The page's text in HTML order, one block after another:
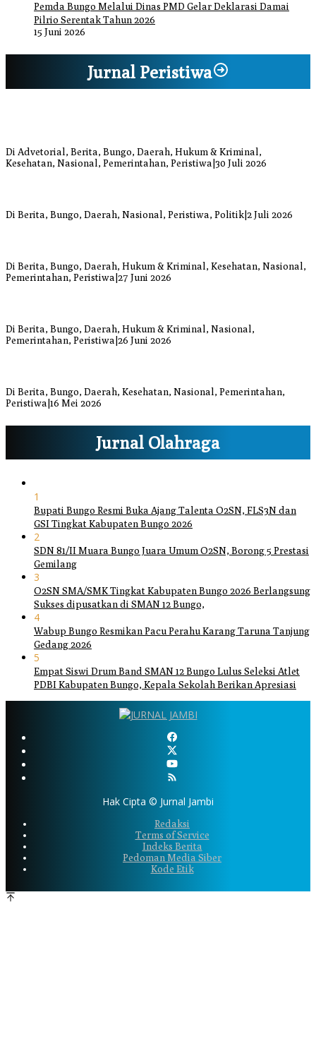
Pemda Bungo Melalui Dinas PMD Gelar Deklarasi Damai
Pilrio Serentak Tahun 2026
15 Juni 2026
Jurnal Peristiwa
Di Advetorial, Berita, Bungo, Daerah, Hukum & Kriminal,
Kesehatan, Nasional, Pemerintahan, Peristiwa 30 Juli 2026
Di Berita, Bungo, Daerah, Nasional, Peristiwa, Politik|2 Juli 2026
Di Berita, Bungo, Daerah, Hukum & Kriminal, Kesehatan, Nasional,
Pemerintahan, Peristiwa 27 Juni 2026
Di Berita, Bungo, Daerah, Hukum & Kriminal, Nasional,
Pemerintahan, Peristiwa 26 Juni 2026
Di Berita, Bungo, Daerah, Kesehatan, Nasional, Pemerintahan,
Peristiwa 16 Mei 2026
Jurnal Olahraga
1
Bupati Bungo Resmi Buka Ajang Talenta O2SN, FLS3N dan
GSI Tingkat Kabupaten Bungo 2026
2
SDN 81/II Muara Bungo Juara Umum O2SN, Borong 5 Prestasi
Gemilang
3
O2SN SMA/SMK Tingkat Kabupaten Bungo 2026 Berlangsung
Sukses dipusatkan di SMAN 12 Bungo,
4
Wabup Bungo Resmikan Pacu Perahu Karang Taruna Tanjung
Gedang 2026
5
Empat Siswi Drum Band SMAN 12 Bungo Lulus Seleksi Atlet
PDBI Kabupaten Bungo, Kepala Sekolah Berikan Apresiasi
Hak Cipta © Jurnal Jambi
Redaksi
Terms of Service
Indeks Berita
Pedoman Media Siber
Kode Etik